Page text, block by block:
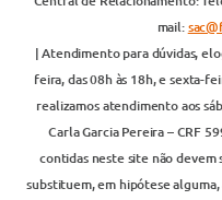
mail:
| Atendimento para dúvidas,
feira, das 08h às 18h, e sexta-
realizamos atendimento aos
Carla Garcia Pereira – CRF
contidas neste site não devem
substituem, em hipótese